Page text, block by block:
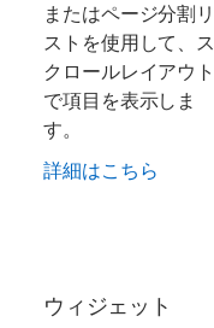
またはページ分割リ
ストを使用して、ス
クロールレイアウト
で項目を表示しま
す。
詳細はこちら
ウィジェット